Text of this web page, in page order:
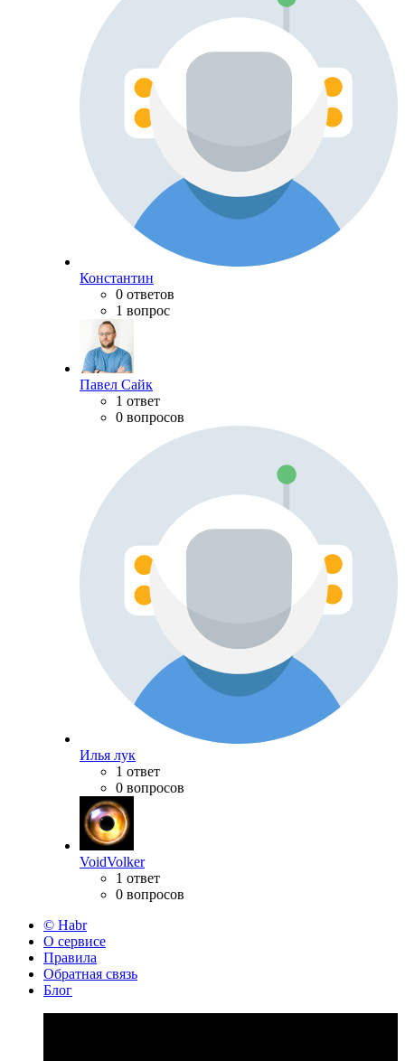
Константин
0 ответов
1 вопрос
Павел Сайк
1 ответ
0 вопросов
Илья лук
1 ответ
0 вопросов
VoidVolker
1 ответ
0 вопросов
© Habr
О сервисе
Правила
Обратная связь
Блог